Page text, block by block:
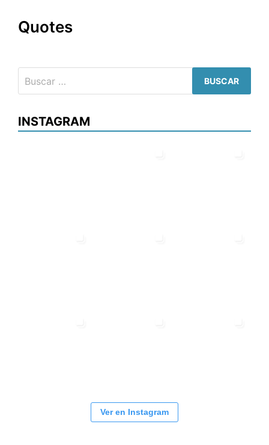
Quotes
INSTAGRAM
Ver en Instagram